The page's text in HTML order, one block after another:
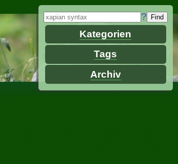
?
Kategorien
Tags
Archiv